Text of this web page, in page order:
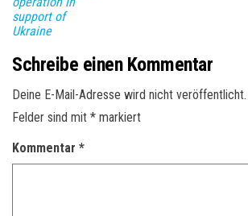
support of
Ukraine
Schreibe einen Kommentar
Deine E-Mail-Adresse wird nicht veröffentlicht.
Felder sind mit * markiert
Kommentar *